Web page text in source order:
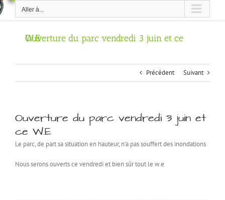
Aller à...
Ouverture du parc vendredi 3 juin et ce W.E
Précédent Suivant
Ouverture du parc vendredi 3 juin et
ce W.E
Le parc, de part sa situation en hauteur, n’a pas souffert des inondations
Nous serons ouverts ce vendredi et bien sûr tout le w.e